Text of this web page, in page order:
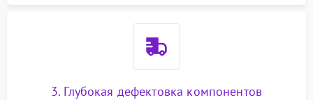
3. Глубокая дефектовка компонентов